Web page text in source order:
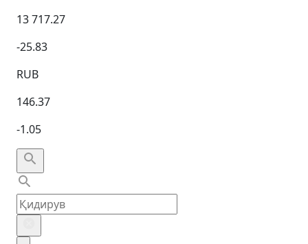
13 717.27
-25.83
RUB
146.37
-1.05